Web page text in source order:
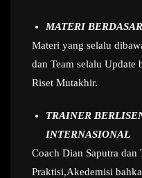
MATERI
Materi yang selalu
dan Team selalu Update
Riset Mutakhir.
TRAINER
INTERNASIONAL
Coach Dian Saputra dan
Praktisi,Akedemisi